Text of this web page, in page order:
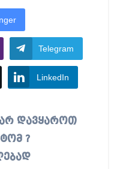
Telegram
LinkedIn
?